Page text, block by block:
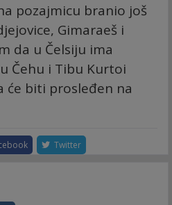
pozajmicu branio još
Gimaraeš i
da u Čelsiju ima
Čehu i Tibu Kurtoi
će biti prosleđen na
Twitter